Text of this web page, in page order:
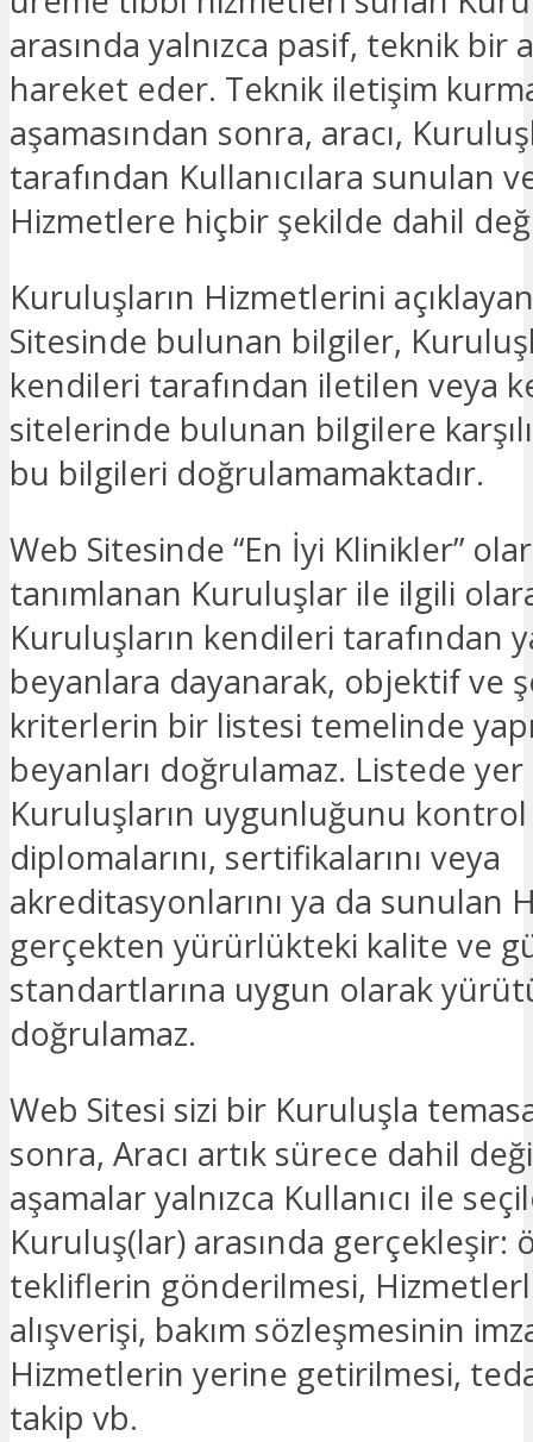
arasında yalnızca pasif, teknik bir
hareket eder. Teknik iletişim
aşamasından sonra, aracı,
tarafından Kullanıcılara sunulan
Hizmetlere hiçbir şekilde dahil
Kuruluşların Hizmetlerini
Sitesinde bulunan bilgiler,
kendileri tarafından iletilen veya
sitelerinde bulunan bilgilere
bu bilgileri doğrulamamaktadır.
Web Sitesinde “En İyi Klinikler”
tanımlanan Kuruluşlar ile ilgili
Kuruluşların kendileri tarafından
beyanlara dayanarak, objektif ve
kriterlerin bir listesi temelinde
beyanları doğrulamaz. Listede
Kuruluşların uygunluğunu
diplomalarını, sertifikalarını veya
akreditasyonlarını ya da sunulan
gerçekten yürürlükteki kalite ve
standartlarına uygun olarak
doğrulamaz.
Web Sitesi sizi bir Kuruluşla
sonra, Aracı artık sürece dahil
aşamalar yalnızca Kullanıcı ile
Kuruluş(lar) arasında gerçekleşir:
tekliflerin gönderilmesi,
alışverişi, bakım sözleşmesinin
Hizmetlerin yerine getirilmesi,
takip vb.